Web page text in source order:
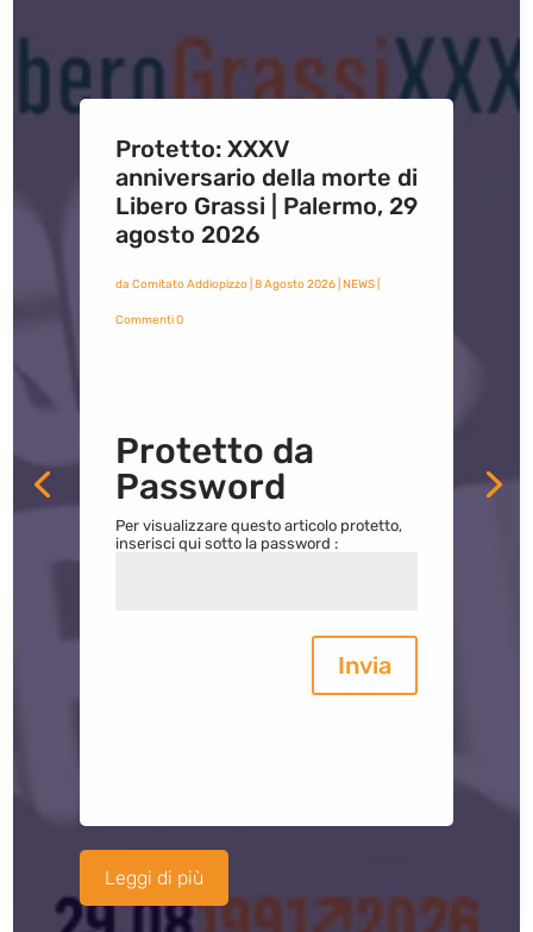
Protetto: XXXV
anniversario della morte di
Libero Grassi | Palermo, 29
agosto 2026
da Comitato Addiopizzo| 8 Agosto 2026| NEWS|
Commenti 0
Protetto da
Password
Per visualizzare questo articolo protetto,
inserisci qui sotto la password :
Invia
Leggi di più